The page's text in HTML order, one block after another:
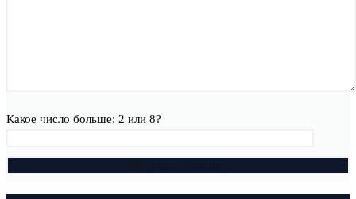
Какое число больше: 2 или 8?